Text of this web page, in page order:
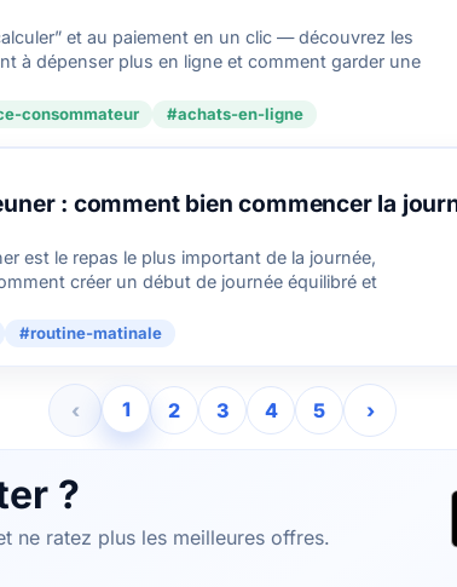
et au paiement en un clic — découvrez les
à dépenser plus en ligne et comment garder une
consommateur #achats-en-ligne
: comment bien commencer la
est le repas le plus important de la journée,
créer un début de journée équilibré et
#routine-matinale
‹ 1 2 3 4 5 ›
?
ne ratez plus les meilleures offres.